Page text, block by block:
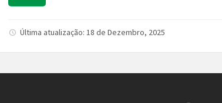
Última atualização: 18 de Dezembro, 2025